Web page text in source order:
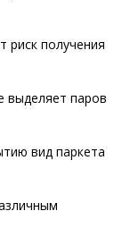
риск получения
выделяет паров
вид паркета